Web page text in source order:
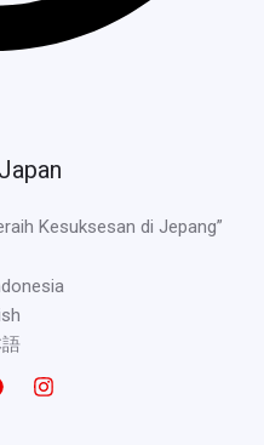
Kesuksesan di Jepang”